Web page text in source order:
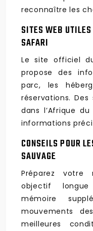
reconnaître les
SITES WEB
SAFARI
Le site officiel
propose des
parc, les
réservations.
dans l’Afrique
informations
CONSEILS POUR
SAUVAGE
Préparez votre
objectif
mémoire
mouvements
meilleures